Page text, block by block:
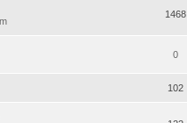
1468
0
102